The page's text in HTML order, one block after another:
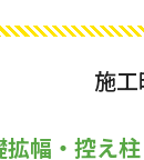
施
幅・控え